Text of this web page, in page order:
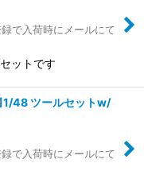
で入荷時にメールにて
ットです
48 ツールセットw/
で入荷時にメールにて